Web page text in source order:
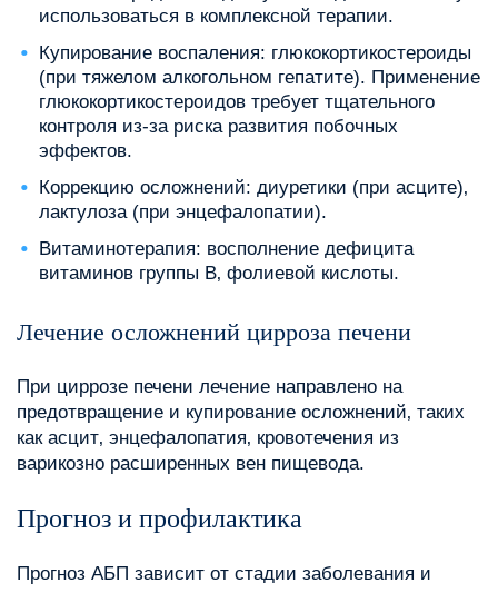
использоваться в комплексной терапии.
Купирование воспаления: глюкокортикостероиды
(при тяжелом алкогольном гепатите). Применение
глюкокортикостероидов требует тщательного
контроля из-за риска развития побочных
эффектов.
Коррекцию осложнений: диуретики (при асците)‚
лактулоза (при энцефалопатии).
Витаминотерапия: восполнение дефицита
витаминов группы B‚ фолиевой кислоты.
Лечение осложнений цирроза печени
При циррозе печени лечение направлено на
предотвращение и купирование осложнений‚ таких
как асцит‚ энцефалопатия‚ кровотечения из
варикозно расширенных вен пищевода.
Прогноз и профилактика
Прогноз АБП зависит от стадии заболевания и